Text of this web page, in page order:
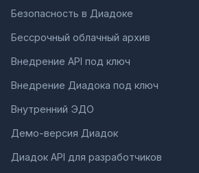
Безопасность в Диадоке
Бессрочный облачный архив
Внедрение API под ключ
Внедрение Диадока под ключ
Внутренний ЭДО
Демо-версия Диадок
Диадок API для разработчиков